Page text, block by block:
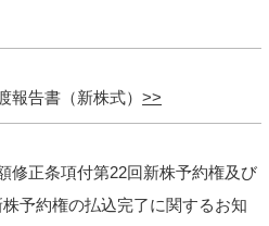
報告書（新株式）
修正条項付第22回新株予約権及び
予約権の払込完了に関するお知